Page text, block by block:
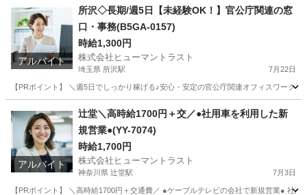
横浜駅 その他 ヒューマントラスト
アルバイト
所沢◇長期/週5日【未経験OK！】官公庁関連の窓
口・事務(B5GA-0157)
時給1,300円
株式会社ヒューマントラスト
埼玉県 所沢駅 7月22日
【PRポイント】 ＼週5日でしっかり稼げる♪安心・安定の官公庁関連オフィスワー
所沢駅 一般事務 ヒューマントラスト
アルバイト
辻堂＼高時給1700円＋交／●社用車を利用した新
規営業●(YY-7074)
時給1,700円
株式会社ヒューマントラスト
神奈川県 辻堂駅 7月3日
【PRポイント】 ＼高時給1700円＋交通費／ ●ケーブルテレビの会社で新規営業● 社